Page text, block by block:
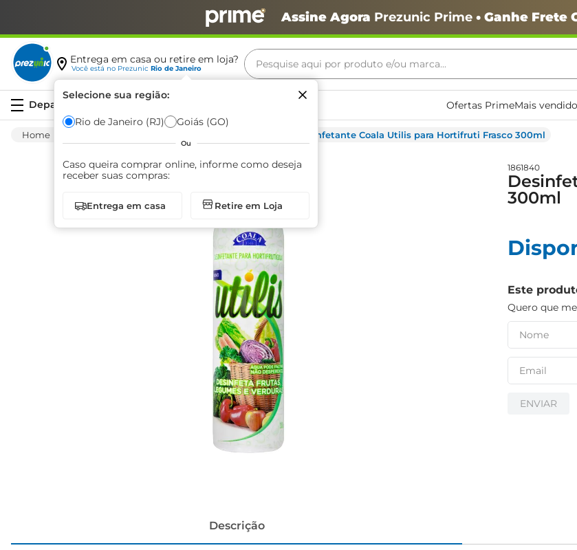
Assine Agora Prezunic Prime• Ganhe Frete
Entrega em casa ou retire em loja?
Você está no Prezunic Rio de Janeiro
Selecione sua região:
Rio de Janeiro (RJ) Goiás (GO)
Ou
Caso queira comprar online, informe como deseja
receber suas compras:
Entrega em casa Retire em Loja
Pesquise aqui por produto e/ou marca...
Ofertas PrimeMais
Desinfetante Coala Utilis para Hortifruti Frasco 300ml
1861840
300ml
Este
Quero que
ENVIAR
Descrição
Termos mais buscados
café
arroz
biscoito
azeite
iogurte
papel higiênico
cerveja